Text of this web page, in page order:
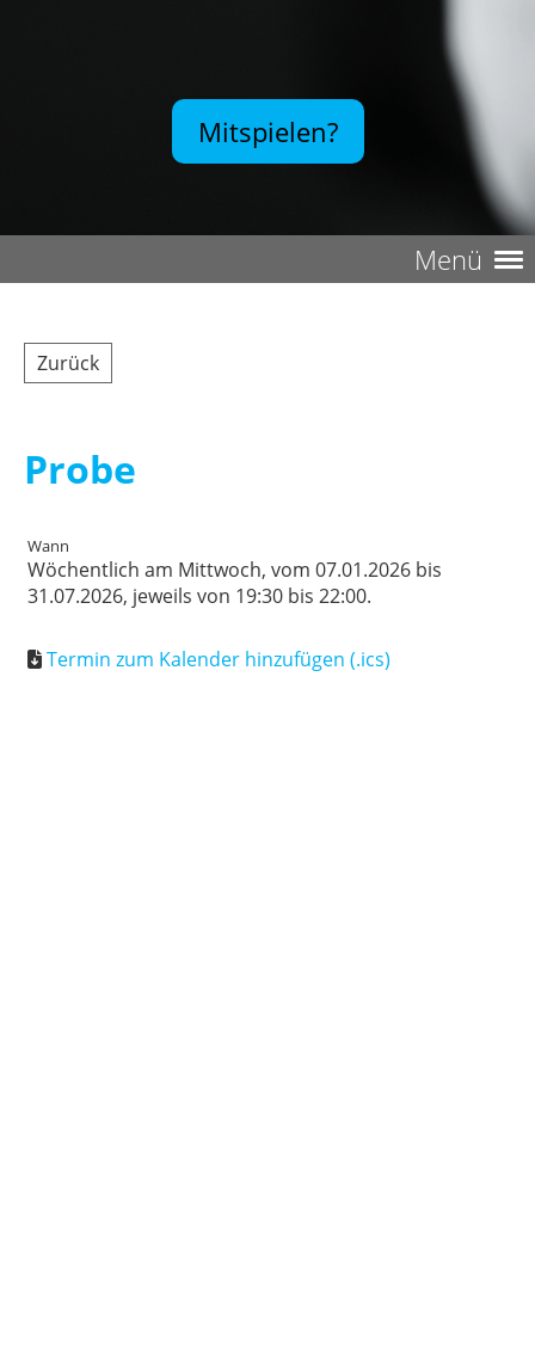
Mitspielen?
Menü
Zurück
Probe
Wann
Wöchentlich am Mittwoch, vom 07.01.2026 bis
31.07.2026, jeweils von 19:30 bis 22:00.
Termin zum Kalender hinzufügen (.ics)